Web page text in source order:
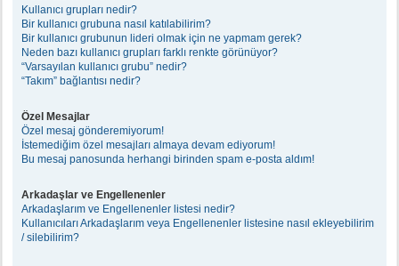
Kullanıcı grupları nedir?
Bir kullanıcı grubuna nasıl katılabilirim?
Bir kullanıcı grubunun lideri olmak için ne yapmam gerek?
Neden bazı kullanıcı grupları farklı renkte görünüyor?
“Varsayılan kullanıcı grubu” nedir?
“Takım” bağlantısı nedir?
Özel Mesajlar
Özel mesaj gönderemiyorum!
İstemediğim özel mesajları almaya devam ediyorum!
Bu mesaj panosunda herhangi birinden spam e-posta aldım!
Arkadaşlar ve Engellenenler
Arkadaşlarım ve Engellenenler listesi nedir?
Kullanıcıları Arkadaşlarım veya Engellenenler listesine nasıl ekleyebilirim
/ silebilirim?